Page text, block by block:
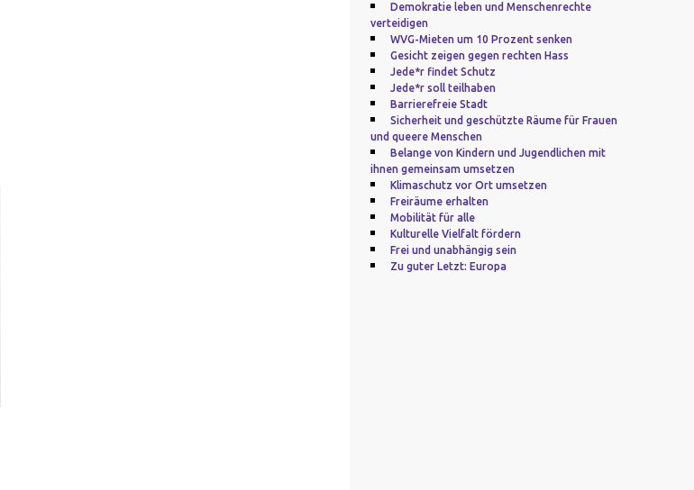
Demokratie leben und Menschenrechte
verteidigen
WVG-Mieten um 10 Prozent senken
Gesicht zeigen gegen rechten Hass
Jede*r findet Schutz
Jede*r soll teilhaben
Barrierefreie Stadt
Sicherheit und geschützte Räume für Frauen
und queere Menschen
Belange von Kindern und Jugendlichen mit
ihnen gemeinsam umsetzen
Klimaschutz vor Ort umsetzen
Freiräume erhalten
Mobilität für alle
Kulturelle Vielfalt fördern
Frei und unabhängig sein
Zu guter Letzt: Europa